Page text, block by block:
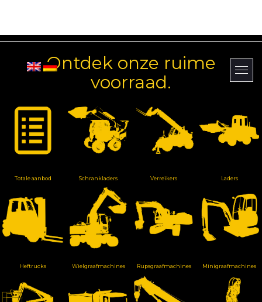
Ontdek onze ruime
voorraad.
Totale aanbod Schrankladers Verreikers Laders
Heftrucks Wielgraafmachines Rupsgraafmachines Minigraafmachines